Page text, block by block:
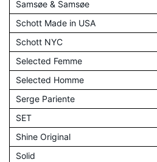
Samsøe & Samsøe
Schott Made in USA
Schott NYC
Selected Femme
Selected Homme
Serge Pariente
SET
Shine Original
Solid